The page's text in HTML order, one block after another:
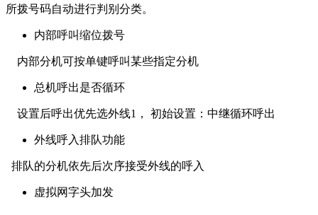
所拨号码自动进行判别分类。
内部呼叫缩位拨号
内部分机可按单键呼叫某些指定分机
总机呼出是否循环
设置后呼出优先选外线1， 初始设置：中继循环呼出
外线呼入排队功能
排队的分机依先后次序接受外线的呼入
虚拟网字头加发